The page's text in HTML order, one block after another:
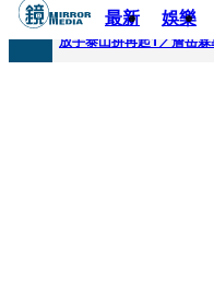
最新 娛樂
快訊